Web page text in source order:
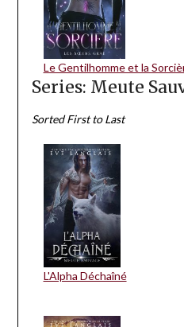
Le Gentilhomme et la
Series: Meute
Sorted First to Last
L'Alpha Déchaîné